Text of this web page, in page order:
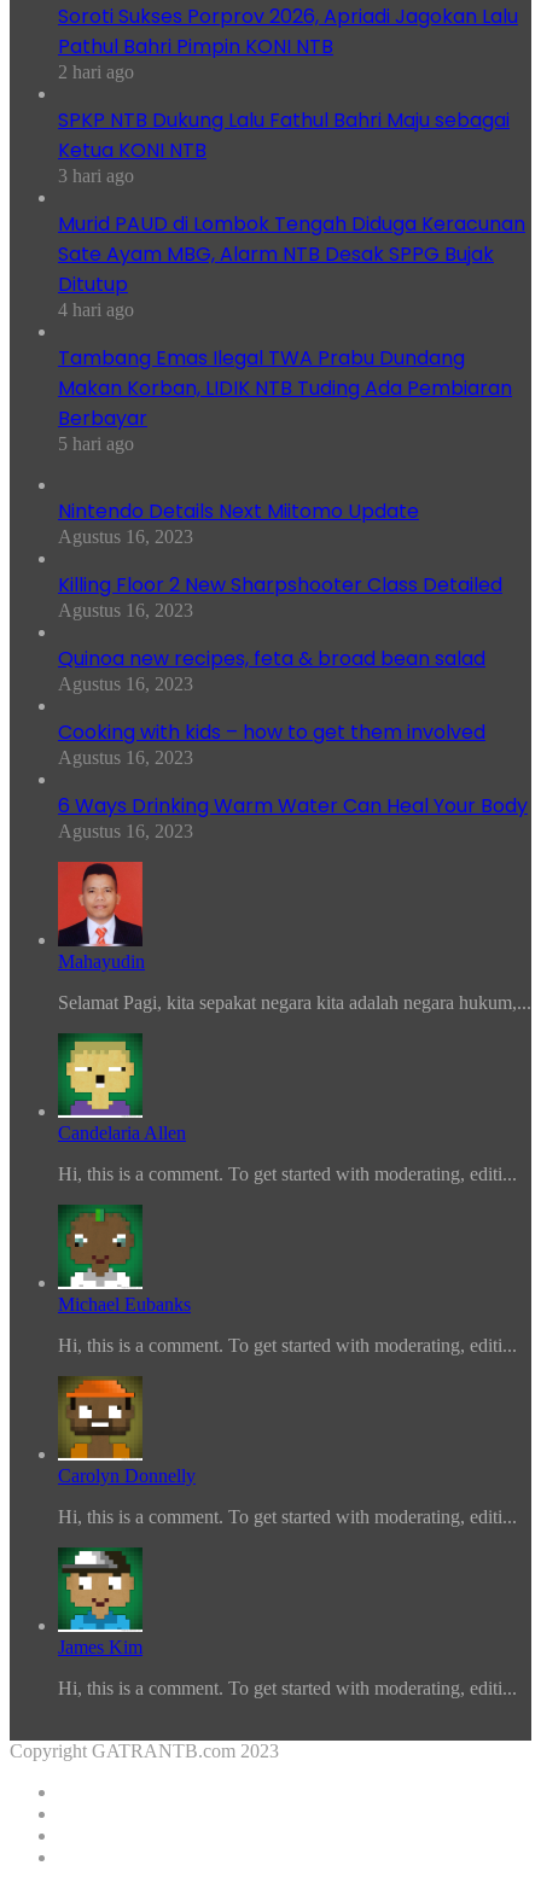
Soroti Sukses Porprov 2026, Apriadi Jagokan Lalu
Pathul Bahri Pimpin KONI NTB
2 hari ago
SPKP NTB Dukung Lalu Fathul Bahri Maju sebagai
Ketua KONI NTB
3 hari ago
Murid PAUD di Lombok Tengah Diduga Keracunan
Sate Ayam MBG, Alarm NTB Desak SPPG Bujak
Ditutup
4 hari ago
Tambang Emas Ilegal TWA Prabu Dundang
Makan Korban, LIDIK NTB Tuding Ada Pembiaran
Berbayar
5 hari ago
Nintendo Details Next Miitomo Update
Agustus 16, 2023
Killing Floor 2 New Sharpshooter Class Detailed
Agustus 16, 2023
Quinoa new recipes, feta & broad bean salad
Agustus 16, 2023
Cooking with kids – how to get them involved
Agustus 16, 2023
6 Ways Drinking Warm Water Can Heal Your Body
Agustus 16, 2023
Mahayudin
Selamat Pagi, kita sepakat negara kita adalah negara hukum,...
Candelaria Allen
Hi, this is a comment. To get started with moderating, editi...
Michael Eubanks
Hi, this is a comment. To get started with moderating, editi...
Carolyn Donnelly
Hi, this is a comment. To get started with moderating, editi...
James Kim
Hi, this is a comment. To get started with moderating, editi...
Copyright GATRANTB.com 2023